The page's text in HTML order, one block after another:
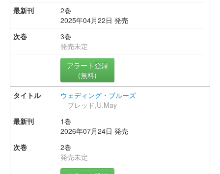
2巻
2025年04月22日 発売
3巻
発売未定
アラート登録
(無料)
ウェディング・ブルーズ
ブレッド,U.May
1巻
2026年07月24日 発売
2巻
発売未定